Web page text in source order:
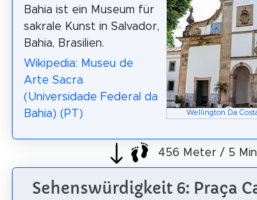
Wellington Da
Bahia ist ein Museum für
sakrale Kunst in Salvador,
Bahia, Brasilien.
Wikipedia: Museu de
Arte Sacra
(Universidade Federal da
Bahia) (PT)
456 Meter / 5
Sehenswürdigkeit 6: Praça